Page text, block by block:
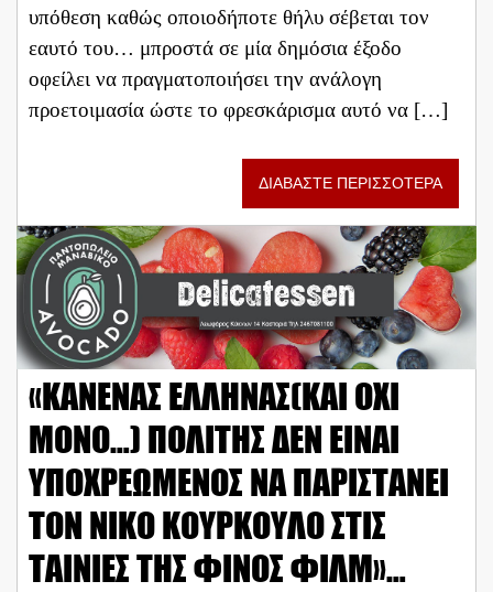
υπόθεση καθώς οποιοδήποτε θήλυ σέβεται τον
εαυτό του… μπροστά σε μία δημόσια έξοδο
οφείλει να πραγματοποιήσει την ανάλογη
προετοιμασία ώστε το φρεσκάρισμα αυτό να […]
ΔΙΑΒΑΣΤΕ ΠΕΡΙΣΣΟΤΕΡΑ
«ΚΑΝΕΝΑΣ ΕΛΛΗΝΑΣ(ΚΑΙ ΟΧΙ
ΜΟΝΟ…) ΠΟΛΙΤΗΣ ΔΕΝ ΕΙΝΑΙ
ΥΠΟΧΡΕΩΜΕΝΟΣ ΝΑ ΠΑΡΙΣΤΑΝΕΙ
ΤΟΝ ΝΙΚΟ ΚΟΥΡΚΟΥΛΟ ΣΤΙΣ
ΤΑΙΝΙΕΣ ΤΗΣ ΦΙΝΟΣ ΦΙΛΜ»…